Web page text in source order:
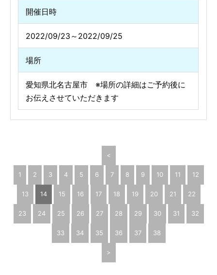
開催日時
2022/09/23～2022/09/25
場所
愛知県北名古屋市 ※場所の詳細はご予約後に
お伝えさせていただきます
<
1 2 3 4 5 6 7 8 9 10 11 12
13 14 15 16 17 18 19 20 21 22
23 24 25 26 27 28 29 30 31 32
33 34 35 36 37 38
>